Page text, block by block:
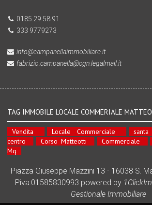
0185.29.58.91
333 9779273
info@campanellaimmobiliare.it
fabrizio.campanella@cgn.legalmail.it
TAG IMMOBILE LOCALE COMMERIALE
Vendita Locale Commerciale
centro
Corso Matteotti Commerciale
Mq
Piazza Giuseppe Mazzini 13 - 16038 S.
P.iva:01585830993 powered by
Gestionale Immobiliare